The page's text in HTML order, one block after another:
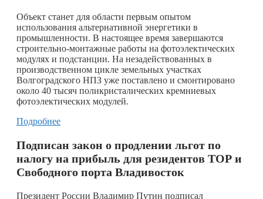
Объект станет для области первым опытом
использования альтернативной энергетики в
промышленности. В настоящее время завершаются
строительно-монтажные работы на фотоэлектических
модулях и подстанции. На незадействованных в
производственном цикле земельных участках
Волгоградского НПЗ уже поставлено и смонтировано
около 40 тысяч поликристалических кремниевых
фотоэлектических модулей.
Подробнее
Подписан закон о продлении льгот по
налогу на прибыль для резидентов ТОР и
Свободного порта Владивосток
Президент России Владимир Путин подписал